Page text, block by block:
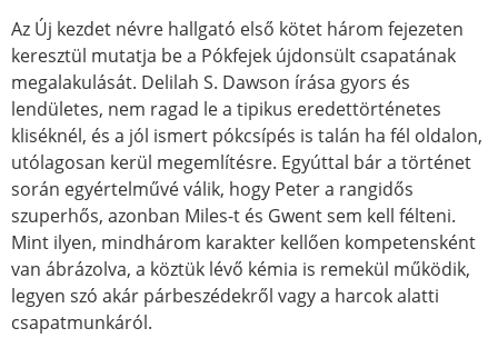
Az Új kezdet névre hallgató első kötet három fejezeten
keresztül mutatja be a Pókfejek újdonsült csapatának
megalakulását. Delilah S. Dawson írása gyors és
lendületes, nem ragad le a tipikus eredettörténetes
kliséknél, és a jól ismert pókcsípés is talán ha fél oldalon,
utólagosan kerül megemlítésre. Egyúttal bár a történet
során egyértelművé válik, hogy Peter a rangidős
szuperhős, azonban Miles-t és Gwent sem kell félteni.
Mint ilyen, mindhárom karakter kellően kompetensként
van ábrázolva, a köztük lévő kémia is remekül működik,
legyen szó akár párbeszédekről vagy a harcok alatti
csapatmunkáról.